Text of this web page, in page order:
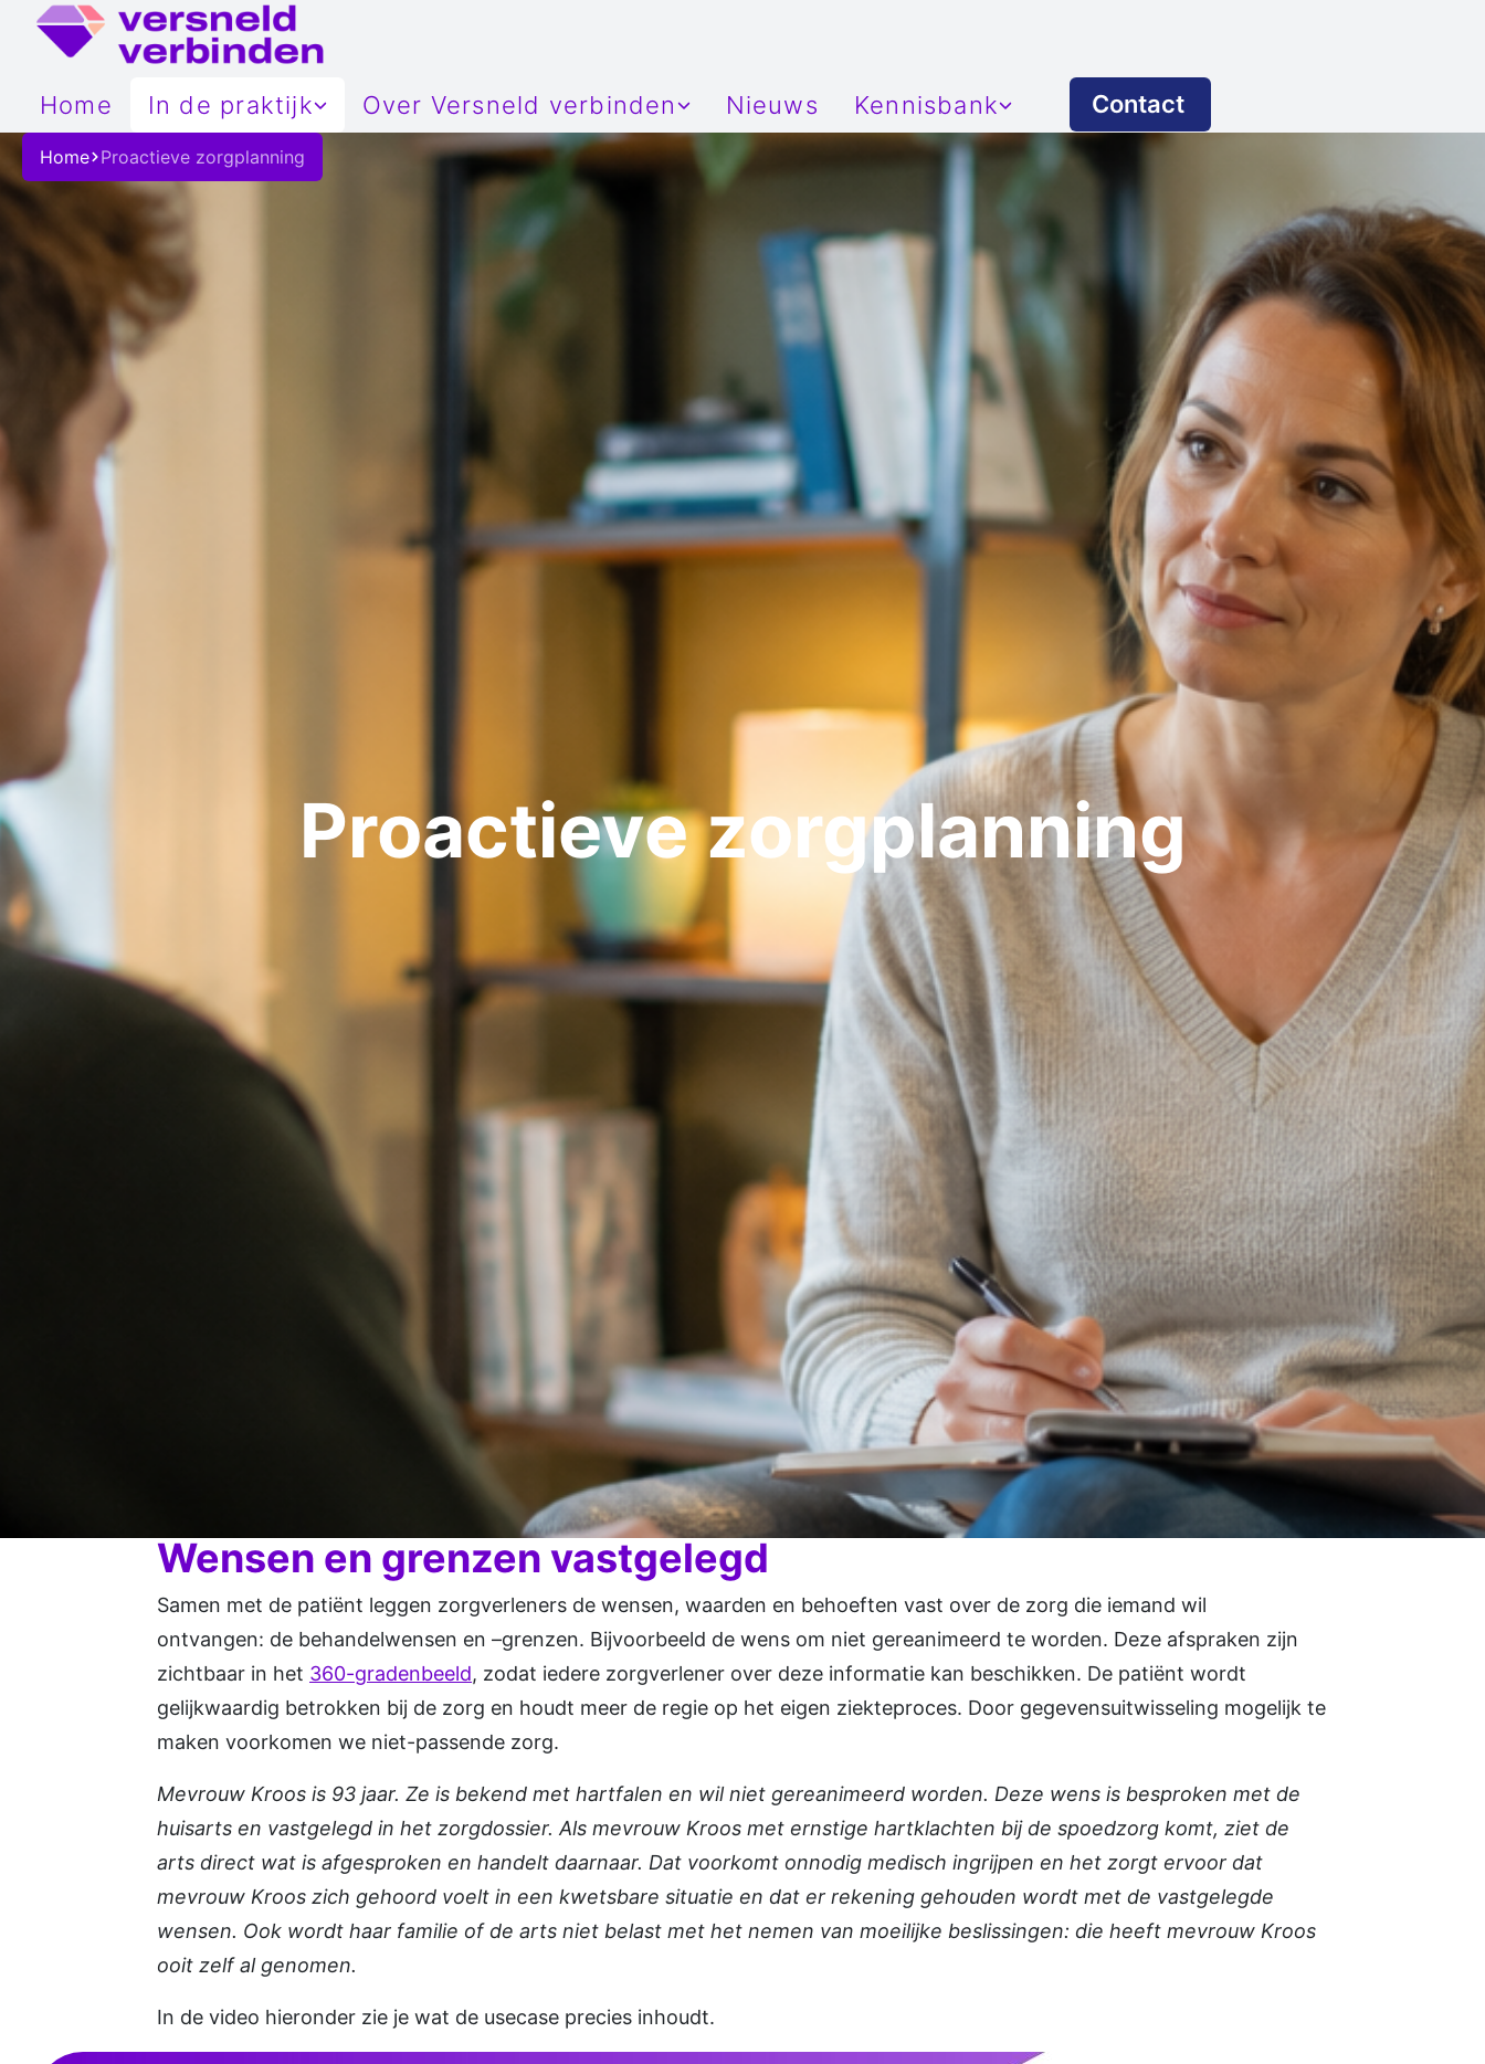
Home
In de praktijk
Projecten
360-gradenbeeld
Regionaal capaciteitsinzicht
Regionaal diagnostisch portaal
Proactieve zorgplanning
IT-implementatie
Praktijkverhalen
Over Versneld verbinden
Organisatie
Register
Betrokken organisaties
Onze ambities
Nieuws
Kennisbank
Informatiebeveiliging (NEN 7510)
IZA
Wegiz
EHDS
Toestemmingen
Checklist
Contact
Home Proactieve zorgplanning
Proactieve zorgplanning
Wensen en grenzen vastgelegd
Samen met de patiënt leggen zorgverleners de wensen, waarden en behoeften vast over de zorg die iemand wil
ontvangen: de behandelwensen en –grenzen. Bijvoorbeeld de wens om niet gereanimeerd te worden. Deze afspraken zijn
zichtbaar in het 360-gradenbeeld, zodat iedere zorgverlener over deze informatie kan beschikken. De patiënt wordt
gelijkwaardig betrokken bij de zorg en houdt meer de regie op het eigen ziekteproces. Door gegevensuitwisseling mogelijk te
maken voorkomen we niet-passende zorg.
Mevrouw Kroos is 93 jaar. Ze is bekend met hartfalen en wil niet gereanimeerd worden. Deze wens is besproken met de
huisarts en vastgelegd in het zorgdossier. Als mevrouw Kroos met ernstige hartklachten bij de spoedzorg komt, ziet de
arts direct wat is afgesproken en handelt daarnaar. Dat voorkomt onnodig medisch ingrijpen en het zorgt ervoor dat
mevrouw Kroos zich gehoord voelt in een kwetsbare situatie en dat er rekening gehouden wordt met de vastgelegde
wensen. Ook wordt haar familie of de arts niet belast met het nemen van moeilijke beslissingen: die heeft mevrouw Kroos
ooit zelf al genomen.
In de video hieronder zie je wat de usecase precies inhoudt.